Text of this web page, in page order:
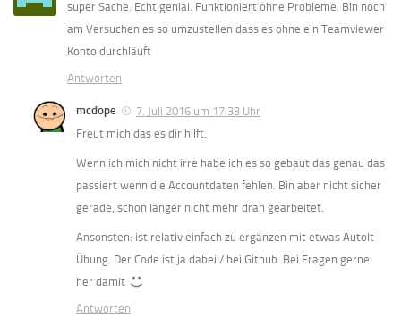
super Sache. Echt genial. Funktioniert ohne Probleme. Bin noch
am Versuchen es so umzustellen dass es ohne ein Teamviewer
Konto durchläuft
Antworten
mcdope
7. Juli 2016 um 17:33 Uhr
Freut mich das es dir hilft.
Wenn ich mich nicht irre habe ich es so gebaut das genau das
passiert wenn die Accountdaten fehlen. Bin aber nicht sicher
gerade, schon länger nicht mehr dran gearbeitet.
Ansonsten: ist relativ einfach zu ergänzen mit etwas AutoIt
Übung. Der Code ist ja dabei / bei Github. Bei Fragen gerne
her damit
Antworten